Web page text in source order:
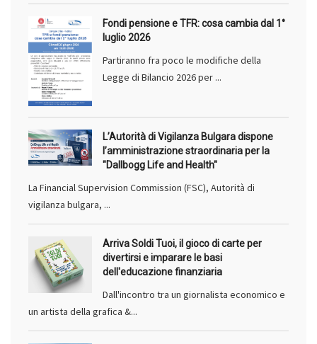
Fondi pensione e TFR: cosa cambia dal 1°
luglio 2026
Partiranno fra poco le modifiche della
Legge di Bilancio 2026 per ...
L’Autorità di Vigilanza Bulgara dispone
l’amministrazione straordinaria per la
"Dallbogg Life and Health"
La Financial Supervision Commission (FSC), Autorità di
vigilanza bulgara, ...
Arriva Soldi Tuoi, il gioco di carte per
divertirsi e imparare le basi
dell'educazione finanziaria
Dall'incontro tra un giornalista economico e
un artista della grafica &...